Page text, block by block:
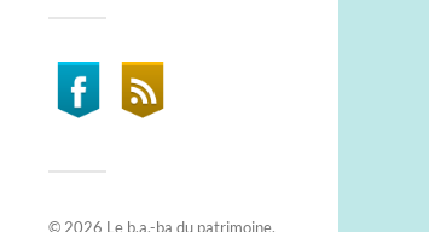
© 2026 Le b.a.-ba du patrimoine.